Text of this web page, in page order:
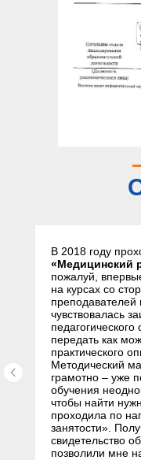
В 2018 году
«Медицинский
пожалуй,
на курсах со
преподавателей
чувствовалась
передать как
практического
Методический
грамотно – уже
обучения
чтобы найти
проходила по
занятости».
свидетельство
позволили мне